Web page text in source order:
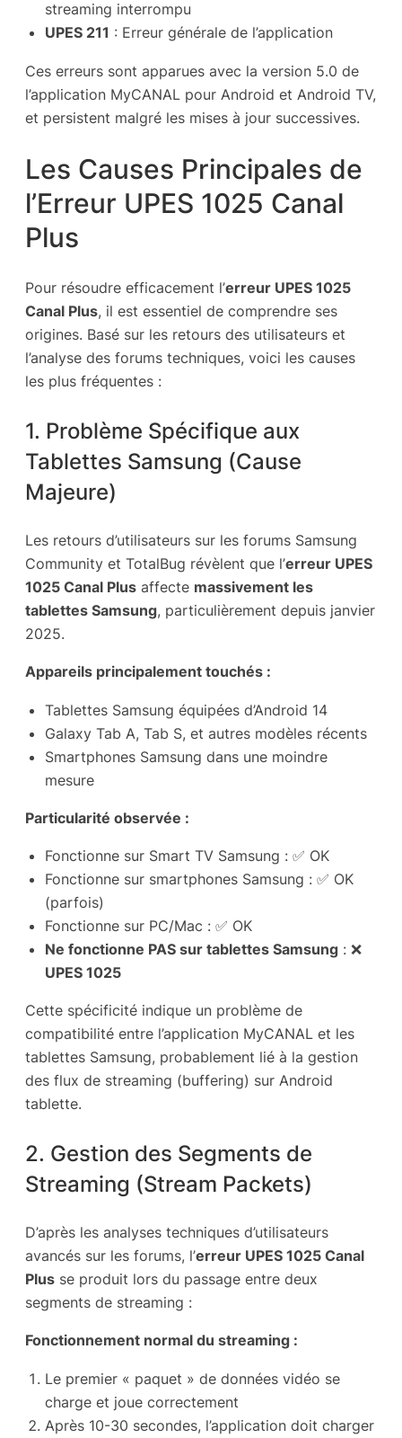
streaming interrompu
UPES 211 : Erreur générale de l’application
Ces erreurs sont apparues avec la version 5.0 de
l’application MyCANAL pour Android et Android TV,
et persistent malgré les mises à jour successives.
Les Causes Principales de
l’Erreur UPES 1025 Canal
Plus
Pour résoudre efficacement l’erreur UPES 1025
Canal Plus, il est essentiel de comprendre ses
origines. Basé sur les retours des utilisateurs et
l’analyse des forums techniques, voici les causes
les plus fréquentes :
1. Problème Spécifique aux
Tablettes Samsung (Cause
Majeure)
Les retours d’utilisateurs sur les forums Samsung
Community et TotalBug révèlent que l’erreur UPES
1025 Canal Plus affecte massivement les
tablettes Samsung, particulièrement depuis janvier
2025.
Appareils principalement touchés :
Tablettes Samsung équipées d’Android 14
Galaxy Tab A, Tab S, et autres modèles récents
Smartphones Samsung dans une moindre
mesure
Particularité observée :
Fonctionne sur Smart TV Samsung : ✅ OK
Fonctionne sur smartphones Samsung : ✅ OK
(parfois)
Fonctionne sur PC/Mac : ✅ OK
Ne fonctionne PAS sur tablettes Samsung : ❌
UPES 1025
Cette spécificité indique un problème de
compatibilité entre l’application MyCANAL et les
tablettes Samsung, probablement lié à la gestion
des flux de streaming (buffering) sur Android
tablette.
2. Gestion des Segments de
Streaming (Stream Packets)
D’après les analyses techniques d’utilisateurs
avancés sur les forums, l’erreur UPES 1025 Canal
Plus se produit lors du passage entre deux
segments de streaming :
Fonctionnement normal du streaming :
Le premier « paquet » de données vidéo se
charge et joue correctement
Après 10-30 secondes, l’application doit charger